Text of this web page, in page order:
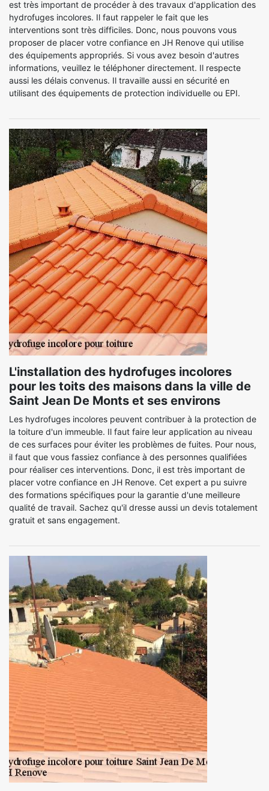
est très important de procéder à des travaux d'application des
hydrofuges incolores. Il faut rappeler le fait que les
interventions sont très difficiles. Donc, nous pouvons vous
proposer de placer votre confiance en JH Renove qui utilise
des équipements appropriés. Si vous avez besoin d'autres
informations, veuillez le téléphoner directement. Il respecte
aussi les délais convenus. Il travaille aussi en sécurité en
utilisant des équipements de protection individuelle ou EPI.
L'installation des hydrofuges incolores
pour les toits des maisons dans la ville de
Saint Jean De Monts et ses environs
Les hydrofuges incolores peuvent contribuer à la protection de
la toiture d'un immeuble. Il faut faire leur application au niveau
de ces surfaces pour éviter les problèmes de fuites. Pour nous,
il faut que vous fassiez confiance à des personnes qualifiées
pour réaliser ces interventions. Donc, il est très important de
placer votre confiance en JH Renove. Cet expert a pu suivre
des formations spécifiques pour la garantie d'une meilleure
qualité de travail. Sachez qu'il dresse aussi un devis totalement
gratuit et sans engagement.